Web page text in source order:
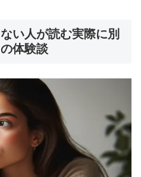
い人が読む実際に別
体験談